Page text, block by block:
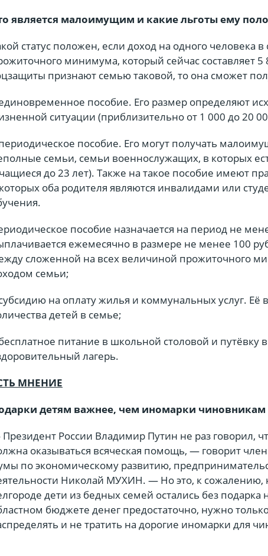
является малоимущим и какие льготы ему
статус положен, если доход на одного человека
минимума, который сейчас составляет 5
признают семью таковой, то она сможет
пособие. Его размер определяют
ситуации (приблизительно от 1 000 до 20
пособие. Его могут получать
семьи, семьи военнослужащих, в которых
до 23 лет). Также на такое пособие имеют
оба родителя являются инвалидами или
пособие назначается на период не
ежемесячно в размере не менее 100
сложенной на всех величиной прожиточного
семьи;
на оплату жилья и коммунальных услуг. Её
детей в семье;
питание в школьной столовой и путёвку
лагерь.
МНЕНИЕ
детям важнее, чем иномарки чиновникам
России Владимир Путин не раз говорил,
оказываться всяческая помощь, — говорит
по экономическому развитию,
Николай МУХИН. — Но это, к сожалению,
дети из бедных семей остались без подарка
бюджете денег предостаточно, нужно
и не тратить на дорогие иномарки для